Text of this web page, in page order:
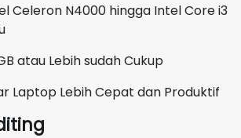
Celeron N4000 hingga Intel Core i3
atau Lebih sudah Cukup
Laptop Lebih Cepat dan Produktif